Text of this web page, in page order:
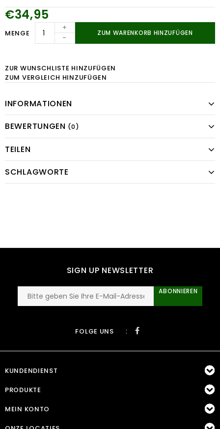
€34,95
MENGE
+
-
ZUM WARENKORB HINZUFÜGEN
ZUR WUNSCHLISTE HINZUFÜGEN
ZUM VERGLEICH HINZUFÜGEN
INFORMATIONEN
BEWERTUNGEN (0)
TEILEN
SCHLAGWORTE
SIGN UP NEWSLETTER
ABONNIEREN
FOLGE UNS :
KUNDENDIENST
PRODUKTE
MEIN KONTO